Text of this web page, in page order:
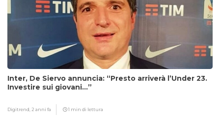
Inter, De Siervo annuncia: “Presto arriverà l’Under 23.
Investire sui giovani…”
Digitrend, 2 anni fa 1 min di lettura